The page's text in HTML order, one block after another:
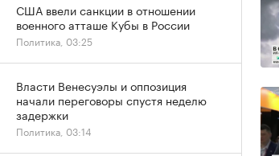
США ввели санкции в отношении
военного атташе Кубы в России
Политика, 03:25
Власти Венесуэлы и оппозиция
начали переговоры спустя неделю
задержки
Политика, 03:14